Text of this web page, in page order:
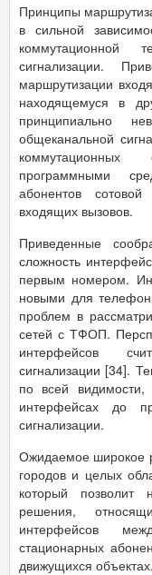
Принципы
в сильной
коммутационной
сигнализации.
маршрутизации
находящемуся в
принципиально
общеканальной
программными
абонентов
входящих вызовов.
Приведенные
сложность
первым номером.
новыми для
проблем в
сетей с ТФОП.
интерфейсов
сигнализации [34].
по всей видимости,
интерфейсах до
сигнализации.
Ожидаемое широкое
городов и целых
который позволит
решения,
интерфейсов
стационарных
движущихся объектах.